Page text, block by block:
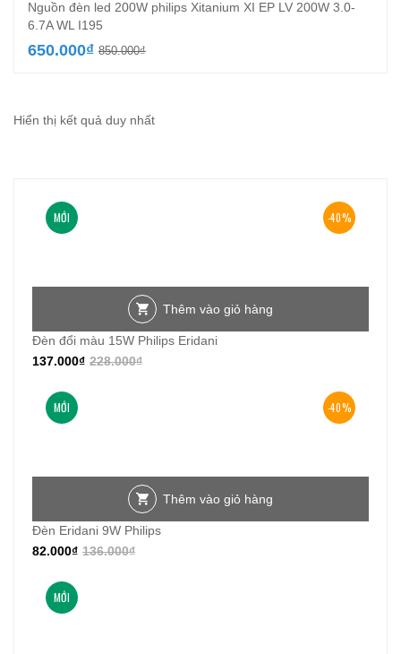
Nguồn đèn led 200W philips Xitanium XI EP LV 200W 3.0-
6.7A WL I195
850.000₫Giá
650.000₫
Giá
650.000₫.
Hiển thị kết quả duy nhất
-40%
MỚI
Thêm vào giỏ hàng
Đèn đổi màu 15W Philips Eridani
228.000₫
137.000₫
-40%
MỚI
Thêm vào giỏ hàng
Đèn Eridani 9W Philips
136.000₫
82.000₫
MỚI